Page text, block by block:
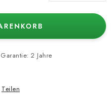
Garantie: 2 Jahre
Teilen